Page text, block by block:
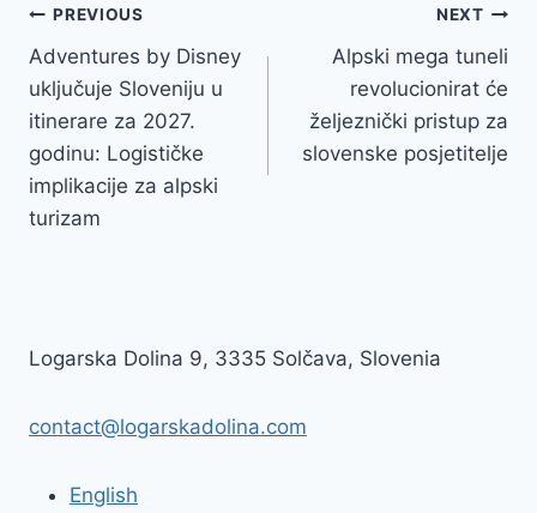
Navigacija
objava
PREVIOUS
Adventures by Disney
uključuje Sloveniju u
itinerare za 2027.
godinu: Logističke
implikacije za alpski
turizam
NEXT
Alpski mega tuneli
revolucionirat će
željeznički pristup za
slovenske posjetitelje
Logarska Dolina 9, 3335 Solčava, Slovenia
contact@logarskadolina.com
English